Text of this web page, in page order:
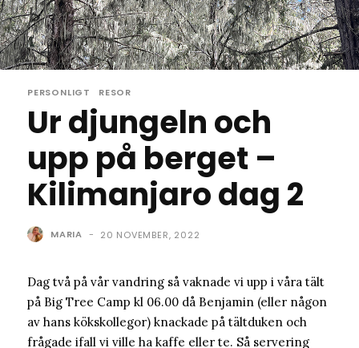
PERSONLIGT RESOR
Ur djungeln och
upp på berget –
Kilimanjaro dag 2
MARIA - 20 NOVEMBER, 2022
Dag två på vår vandring så vaknade vi upp i våra tält
på Big Tree Camp kl 06.00 då Benjamin (eller någon
av hans kökskollegor) knackade på tältduken och
frågade ifall vi ville ha kaffe eller te. Så servering